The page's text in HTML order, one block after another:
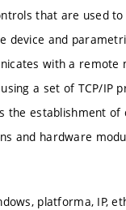
that are used
device and
with a remote
a set of TCP/IP
the establishment of
and hardware
platforma, IP,